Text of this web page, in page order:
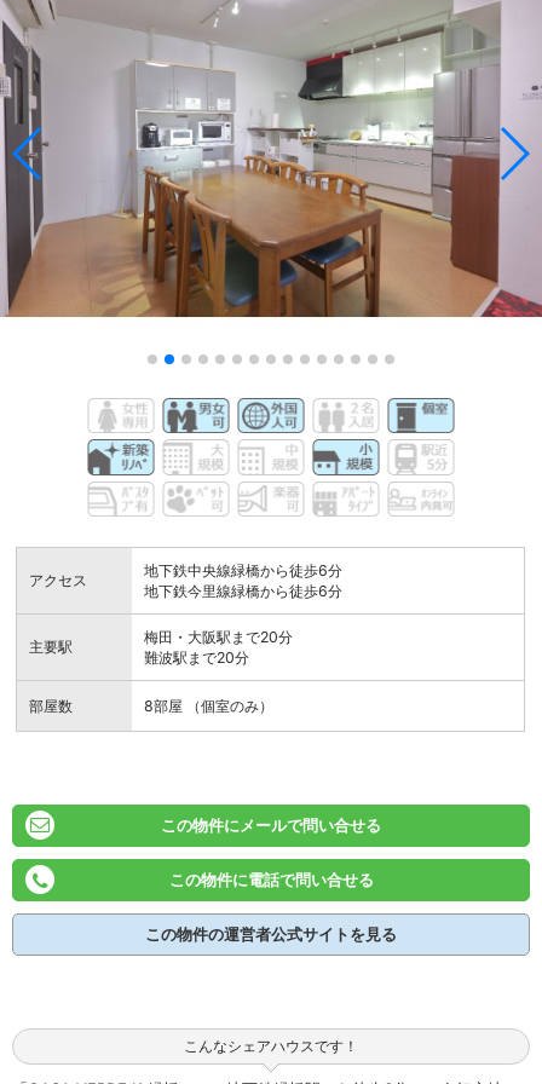
アクセス
地下鉄中央線緑橋から徒歩6分
地下鉄今里線緑橋から徒歩6分
主要駅
梅田・大阪駅まで20分
難波駅まで20分
部屋数 8部屋 （個室のみ）
この物件にメールで問い合せる
この物件に電話で問い合せる
この物件の運営者公式サイトを見る
こんなシェアハウスです！